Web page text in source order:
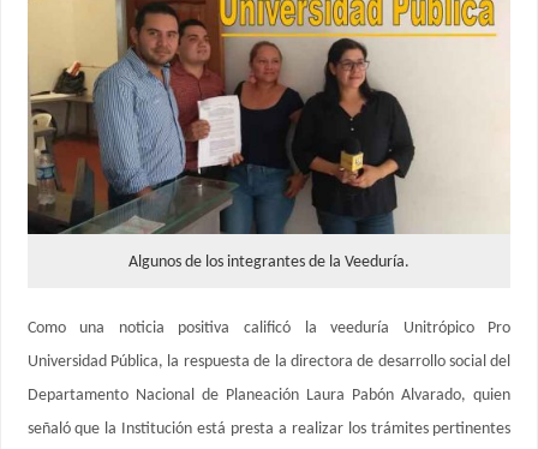
Algunos de los integrantes de la Veeduría.
Como una noticia positiva calificó la veeduría Unitrópico Pro
Universidad Pública, la respuesta de la directora de desarrollo social del
Departamento Nacional de Planeación Laura Pabón Alvarado, quien
señaló que la Institución está presta a realizar los trámites pertinentes